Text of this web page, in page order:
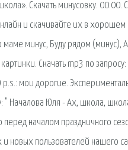
Скачать минусовку. 00:00.
и скачивайте их в
минус, Буду рядом (минус),
картинки. Скачать mp3 по
мои дорогие.
" Началова Юля - Ах, школа,
началом праздничного
и новых пользователей нашего